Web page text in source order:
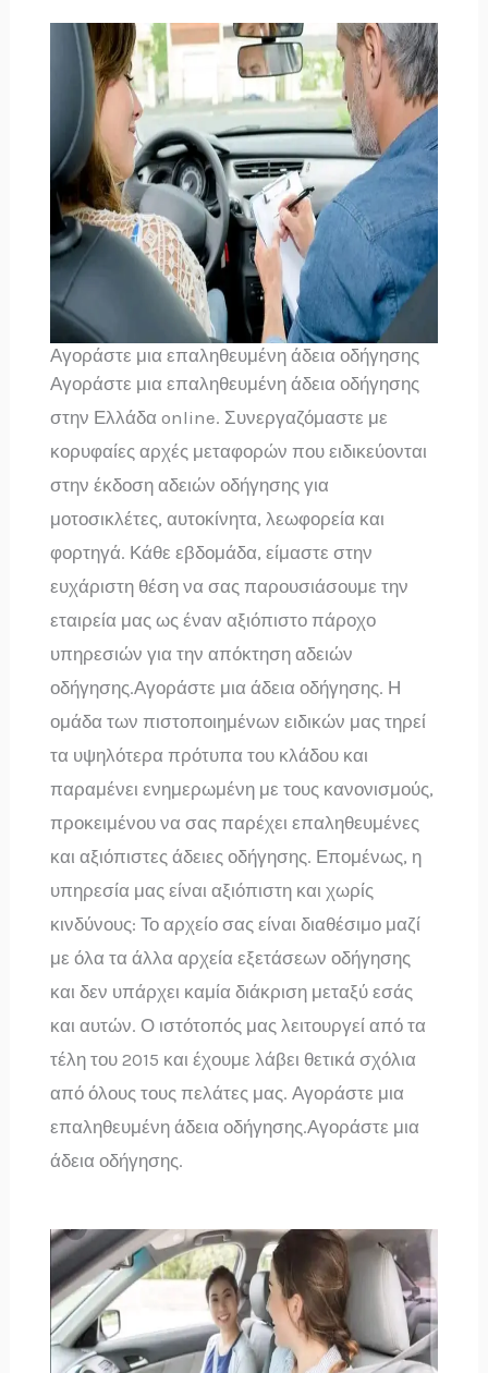
Αγοράστε μια επαληθευμένη άδεια οδήγησης
Αγοράστε μια επαληθευμένη άδεια οδήγησης
στην Ελλάδα online. Συνεργαζόμαστε με
κορυφαίες αρχές μεταφορών που ειδικεύονται
στην έκδοση αδειών οδήγησης για
μοτοσικλέτες, αυτοκίνητα, λεωφορεία και
φορτηγά. Κάθε εβδομάδα, είμαστε στην
ευχάριστη θέση να σας παρουσιάσουμε την
εταιρεία μας ως έναν αξιόπιστο πάροχο
υπηρεσιών για την απόκτηση αδειών
οδήγησης.Αγοράστε μια άδεια οδήγησης. Η
ομάδα των πιστοποιημένων ειδικών μας τηρεί
τα υψηλότερα πρότυπα του κλάδου και
παραμένει ενημερωμένη με τους κανονισμούς,
προκειμένου να σας παρέχει επαληθευμένες
και αξιόπιστες άδειες οδήγησης. Επομένως, η
υπηρεσία μας είναι αξιόπιστη και χωρίς
κινδύνους: Το αρχείο σας είναι διαθέσιμο μαζί
με όλα τα άλλα αρχεία εξετάσεων οδήγησης
και δεν υπάρχει καμία διάκριση μεταξύ εσάς
και αυτών. Ο ιστότοπός μας λειτουργεί από τα
τέλη του 2015 και έχουμε λάβει θετικά σχόλια
από όλους τους πελάτες μας. Αγοράστε μια
επαληθευμένη άδεια οδήγησης.Αγοράστε μια
άδεια οδήγησης.